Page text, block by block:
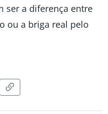
ser a diferença entre
ou a briga real pelo